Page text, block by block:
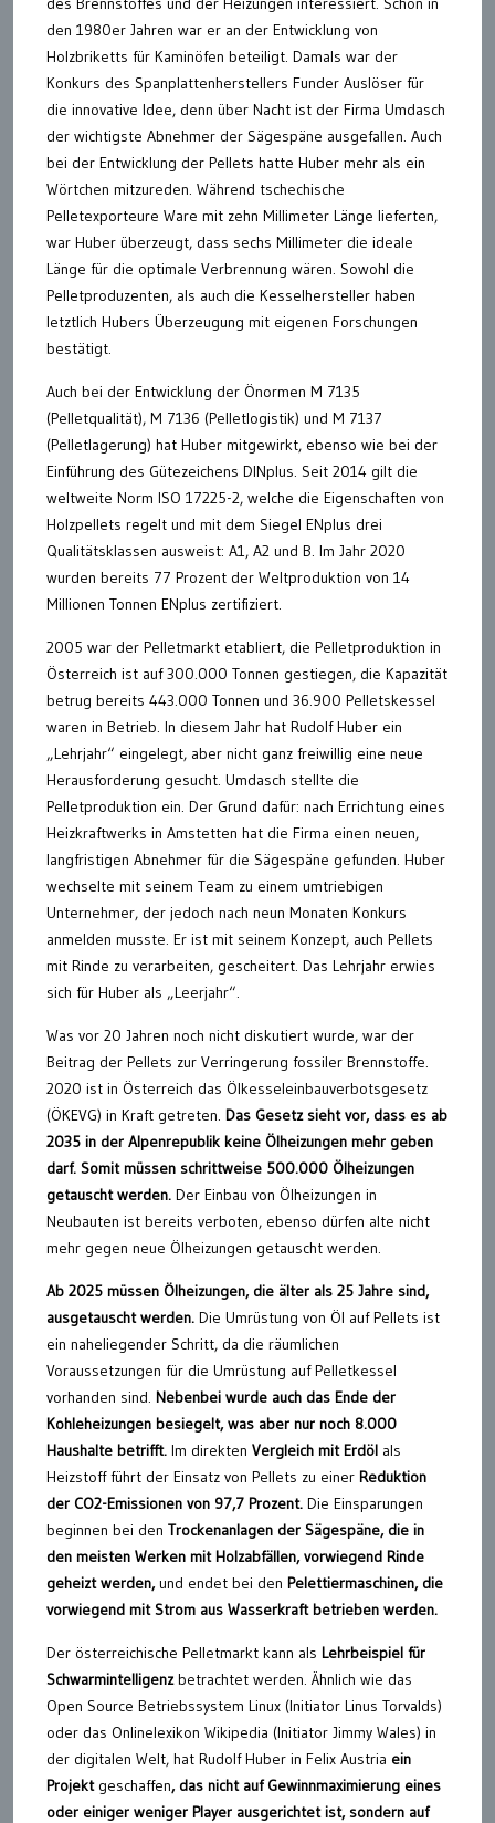
den 1980er Jahren war er an der Entwicklung von
Holzbriketts für Kaminöfen beteiligt. Damals war der
Konkurs des Spanplattenherstellers Funder Auslöser für
die innovative Idee, denn über Nacht ist der Firma Umdasch
der wichtigste Abnehmer der Sägespäne ausgefallen. Auch
bei der Entwicklung der Pellets hatte Huber mehr als ein
Wörtchen mitzureden. Während tschechische
Pelletexporteure Ware mit zehn Millimeter Länge lieferten,
war Huber überzeugt, dass sechs Millimeter die ideale
Länge für die optimale Verbrennung wären. Sowohl die
Pelletproduzenten, als auch die Kesselhersteller haben
letztlich Hubers Überzeugung mit eigenen Forschungen
bestätigt.
Auch bei der Entwicklung der Önormen M 7135
(Pelletqualität), M 7136 (Pelletlogistik) und M 7137
(Pelletlagerung) hat Huber mitgewirkt, ebenso wie bei der
Einführung des Gütezeichens DINplus. Seit 2014 gilt die
weltweite Norm ISO 17225-2, welche die Eigenschaften von
Holzpellets regelt und mit dem Siegel ENplus drei
Qualitätsklassen ausweist: A1, A2 und B. Im Jahr 2020
wurden bereits 77 Prozent der Weltproduktion von 14
Millionen Tonnen ENplus zertifiziert.
2005 war der Pelletmarkt etabliert, die Pelletproduktion in
Österreich ist auf 300.000 Tonnen gestiegen, die Kapazität
betrug bereits 443.000 Tonnen und 36.900 Pelletskessel
waren in Betrieb. In diesem Jahr hat Rudolf Huber ein
„Lehrjahr“ eingelegt, aber nicht ganz freiwillig eine neue
Herausforderung gesucht. Umdasch stellte die
Pelletproduktion ein. Der Grund dafür: nach Errichtung eines
Heizkraftwerks in Amstetten hat die Firma einen neuen,
langfristigen Abnehmer für die Sägespäne gefunden. Huber
wechselte mit seinem Team zu einem umtriebigen
Unternehmer, der jedoch nach neun Monaten Konkurs
anmelden musste. Er ist mit seinem Konzept, auch Pellets
mit Rinde zu verarbeiten, gescheitert. Das Lehrjahr erwies
sich für Huber als „Leerjahr“.
Was vor 20 Jahren noch nicht diskutiert wurde, war der
Beitrag der Pellets zur Verringerung fossiler Brennstoffe.
2020 ist in Österreich das Ölkesseleinbauverbotsgesetz
(ÖKEVG) in Kraft getreten. Das Gesetz sieht vor, dass es ab
2035 in der Alpenrepublik keine Ölheizungen mehr geben
darf. Somit müssen schrittweise 500.000 Ölheizungen
getauscht werden. Der Einbau von Ölheizungen in
Neubauten ist bereits verboten, ebenso dürfen alte nicht
mehr gegen neue Ölheizungen getauscht werden.
Ab 2025 müssen Ölheizungen, die älter als 25 Jahre sind,
ausgetauscht werden. Die Umrüstung von Öl auf Pellets ist
ein naheliegender Schritt, da die räumlichen
Voraussetzungen für die Umrüstung auf Pelletkessel
vorhanden sind. Nebenbei wurde auch das Ende der
Kohleheizungen besiegelt, was aber nur noch 8.000
Haushalte betrifft. Im direkten Vergleich mit Erdöl als
Heizstoff führt der Einsatz von Pellets zu einer Reduktion
der CO2-Emissionen von 97,7 Prozent. Die Einsparungen
beginnen bei den Trockenanlagen der Sägespäne, die in
den meisten Werken mit Holzabfällen, vorwiegend Rinde
geheizt werden,und endet bei den Pelettiermaschinen, die
vorwiegend mit Strom aus Wasserkraft betrieben werden.
Der österreichische Pelletmarkt kann als Lehrbeispiel für
Schwarmintelligenzbetrachtet werden. Ähnlich wie das
Open Source Betriebssystem Linux (Initiator Linus Torvalds)
oder das Onlinelexikon Wikipedia (Initiator Jimmy Wales) in
der digitalen Welt, hat Rudolf Huber in Felix Austria ein
Projektgeschaffen, das nicht auf Gewinnmaximierung eines
oder einiger weniger Player ausgerichtet ist, sondern auf